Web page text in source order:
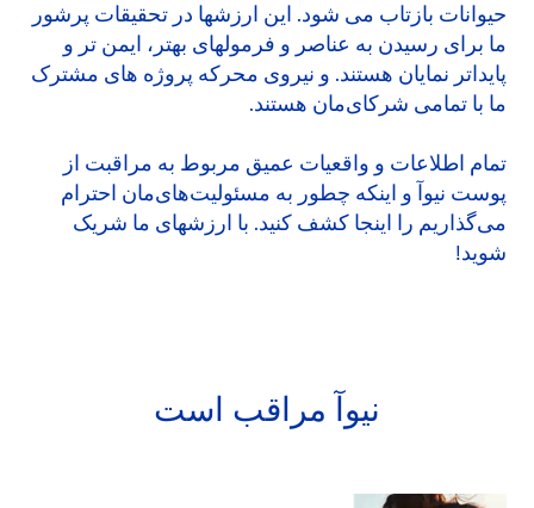
حیوانات بازتاب می شود. این ارزشها در تحقیقات پرشور
ما برای رسیدن به عناصر و فرمولهای بهتر، ایمن تر و
پایداتر نمایان هستند. و نیروی محرکه پروژه های مشترک
ما با تمامی شرکای‌مان هستند.
تمام اطلاعات و واقعیات عمیق مربوط به مراقبت از
پوست نیوآ و اینکه چطور به مسئولیت‌های‌مان احترام
می‌گذاریم را اینجا کشف کنید. با ارزشهای ما شریک
شوید!
نیوآ مراقب است